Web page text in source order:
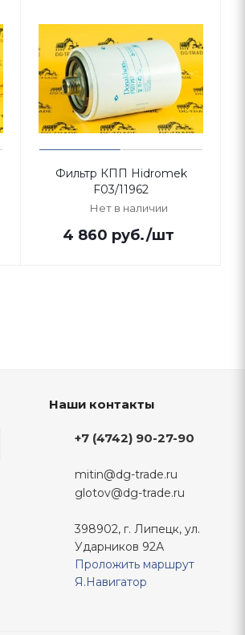
Фильтр КПП Hidromek
F03/11962
Нет в наличии
4 860 руб./шт
Наши контакты
+7 (4742) 90-27-90
mitin@dg-trade.ru
glotov@dg-trade.ru
398902, г. Липецк, ул.
Ударников 92А
Проложить маршрут
Я.Навигатор